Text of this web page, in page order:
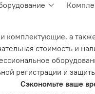
а
стоимость и
регистрации и
Сэкономьте ваше